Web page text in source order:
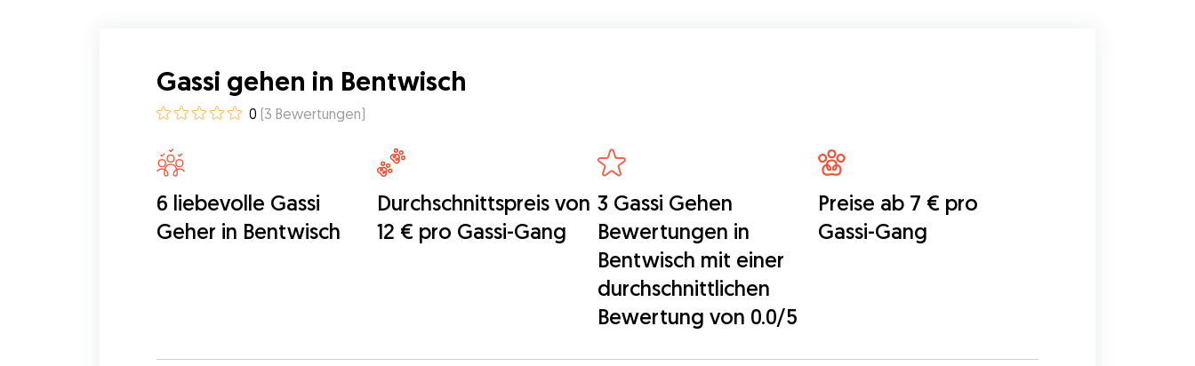
Gassi gehen in Bentwisch
0 (3 Bewertungen)
6 liebevolle Gassi
Geher in Bentwisch
Durchschnittspreis von
12 € pro Gassi-Gang
3 Gassi Gehen
Bewertungen in
Bentwisch mit einer
durchschnittlichen
Bewertung von 0.0/5
Preise ab 7 € pro
Gassi-Gang